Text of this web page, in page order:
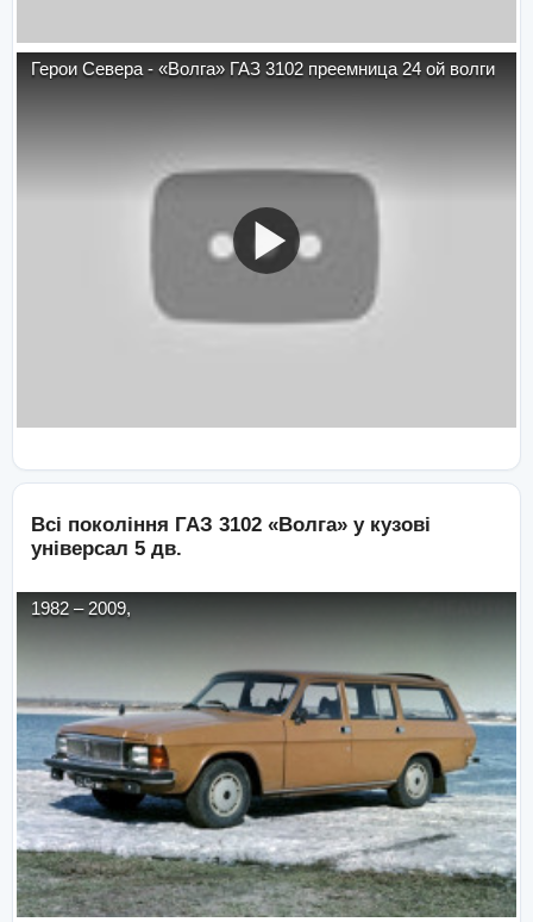
Герои Севера - «Волга» ГАЗ 3102 преемница 24 ой волги
Всі покоління ГАЗ 3102 «Волга» у кузові
універсал 5 дв.
1982 – 2009,